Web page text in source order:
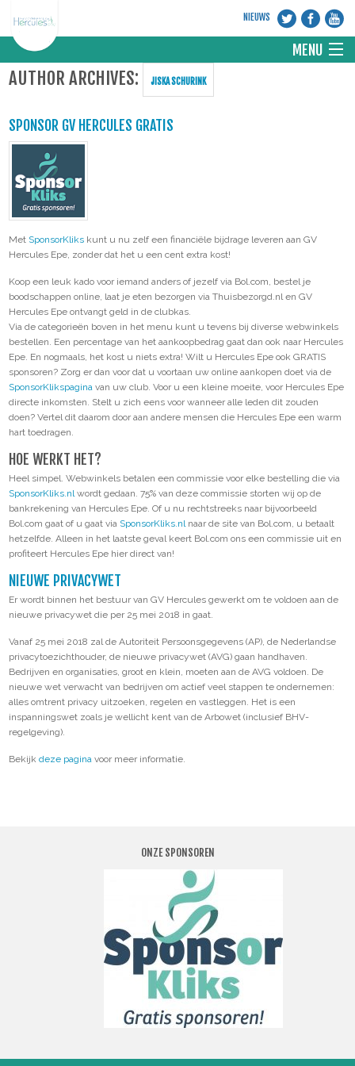
NIEUWS
MENU
AUTHOR ARCHIVES: JISKA SCHURINK
SPONSOR GV HERCULES GRATIS
Met SponsorKliks kunt u nu zelf een financiële bijdrage leveren aan GV
Hercules Epe, zonder dat het u een cent extra kost!
Koop een leuk kado voor iemand anders of jezelf via Bol.com, bestel je
boodschappen online, laat je eten bezorgen via Thuisbezorgd.nl en GV
Hercules Epe ontvangt geld in de clubkas.
Via de categorieën boven in het menu kunt u tevens bij diverse webwinkels
bestellen. Een percentage van het aankoopbedrag gaat dan ook naar Hercules
Epe. En nogmaals, het kost u niets extra! Wilt u Hercules Epe ook GRATIS
sponsoren? Zorg er dan voor dat u voortaan uw online aankopen doet via de
SponsorKlikspagina van uw club. Voor u een kleine moeite, voor Hercules Epe
directe inkomsten. Stelt u zich eens voor wanneer alle leden dit zouden
doen? Vertel dit daarom door aan andere mensen die Hercules Epe een warm
hart toedragen.
HOE WERKT HET?
Heel simpel. Webwinkels betalen een commissie voor elke bestelling die via
SponsorKliks.nl wordt gedaan. 75% van deze commissie storten wij op de
bankrekening van Hercules Epe. Of u nu rechtstreeks naar bijvoorbeeld
Bol.com gaat of u gaat via SponsorKliks.nl naar de site van Bol.com, u betaalt
hetzelfde. Alleen in het laatste geval keert Bol.com ons een commissie uit en
profiteert Hercules Epe hier direct van!
NIEUWE PRIVACYWET
Er wordt binnen het bestuur van GV Hercules gewerkt om te voldoen aan de
nieuwe privacywet die per 25 mei 2018 in gaat.
Vanaf 25 mei 2018 zal de Autoriteit Persoonsgegevens (AP), de Nederlandse
privacytoezichthouder, de nieuwe privacywet (AVG) gaan handhaven.
Bedrijven en organisaties, groot en klein, moeten aan de AVG voldoen. De
nieuwe wet verwacht van bedrijven om actief veel stappen te ondernemen:
alles omtrent privacy uitzoeken, regelen en vastleggen. Het is een
inspanningswet zoals je wellicht kent van de Arbowet (inclusief BHV-
regelgeving).
Bekijkdeze pagina voor meer informatie.
ONZE SPONSOREN